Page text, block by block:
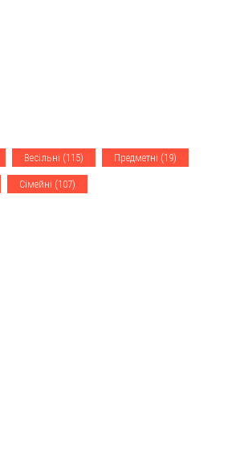
Весiльнi (115) Предметнi (19)
Сiмейнi (107)